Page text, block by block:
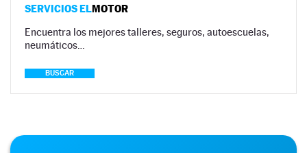
SERVICIOS ELMOTOR
Encuentra los mejores talleres, seguros, autoescuelas,
neumáticos…
BUSCAR